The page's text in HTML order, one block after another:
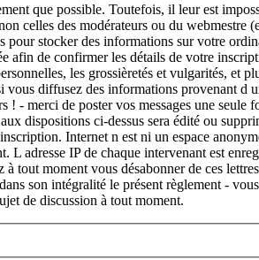
que possible. Toutefois, il leur est
celles des modérateurs ou du webmestre
stocker des informations sur votre
de confirmer les détails de votre
les grossièretés et vulgarités, et
diffusez des informations provenant d
- merci de poster vos messages une seule
dispositions ci-dessus sera édité ou
Internet n est ni un espace
adresse IP de chaque intervenant est
tout moment vous désabonner de ces
son intégralité le présent règlement -
de discussion à tout moment.